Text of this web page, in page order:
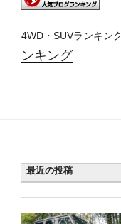
4WD・SUVランキング
ンキング
最近の投稿